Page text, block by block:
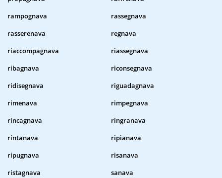
rampognava
rassegnava
rasserenava
regnava
riaccompagnava
riassegnava
ribagnava
riconsegnava
ridisegnava
riguadagnava
rimenava
rimpegnava
rincagnava
ringranava
rintanava
ripianava
ripugnava
risanava
ristagnava
sanava